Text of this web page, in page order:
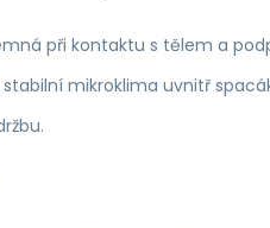
při kontaktu s tělem a
mikroklima uvnitř